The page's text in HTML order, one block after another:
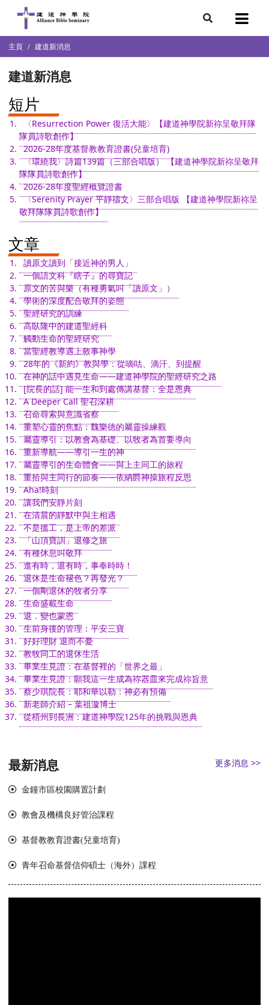
化研究中心
簡介
隊
主頁 建道新消息
建道新消息
短片
〈Resurrection Power 復活大能〉【建道神學院新祢呈敬拜隊
隊員詩歌創作】
2026-28年度基督教教育證書(兒童培育)
〈環繞我〉詩篇139篇（三部合唱版） 【建道神學院新祢呈敬拜
隊隊員詩歌創作】
2026-28年度聖經概覽證書
〈Serenity Prayer 平靜禱文〉三部合唱版 【建道神學院新祢呈
敬拜隊隊員詩歌創作】
文章
讀原文讀到「接近神的男人」
一個語文科『瞎子』的尋寶記
原文的苦與樂（有種勇氣叫「讀原文」）
學術的深度配合敬拜的姿態
聖經研究的訓練
高臥隆中的建道聖經科
觸動生命的聖經研究
當聖經教導遇上敘事神學
28年的《新約》教與學：從嘀咕、滴汗、到提醒
在神的話中遇見生命——建道神學院的聖經研究之路
[院長的話] 能一生和到處傳講基督：全是恩典
A Deeper Call 聖召深耕
召命尋索與意識省察
重塑心靈的焦點：魏樂德的屬靈操練觀
屬靈導引：以教會為基礎、以牧者為首要導向
重新導航——導引一生的神
屬靈導引的生命體會——與上主同工的旅程
重拾與主同行的節奏——依納爵神操旅程反思
Aha!時刻
讓我們安靜片刻
在清晨的靜默中與主相遇
不是搵工，是上帝的差派
「山頂寶訓」退修之旅
有種休息叫敬拜
進有時，退有時，事奉時時！
退休是生命褪色？再發光？
一個剛退休的牧者分享
生命盛載生命
退．變也蒙恩
生前身後的管理：平安三寶
好好理財 退而不憂
教牧同工的退休生活
畢業生見證：在基督裡的「世界之最」
畢業生見證：願我這一生成為祢器皿來完成祢旨意
蔡少琪院長：耶和華以勒：神必有預備
新老師介紹 – 葉祖漩博士
從梧州到長洲：建道神學院125年的挑戰與恩典
最新消息 更多消息 >>
金鐘市區校園購置計劃
教會及機構良好管治課程
基督教教育證書(兒童培育)
青年召命基督信仰碩士（海外）課程